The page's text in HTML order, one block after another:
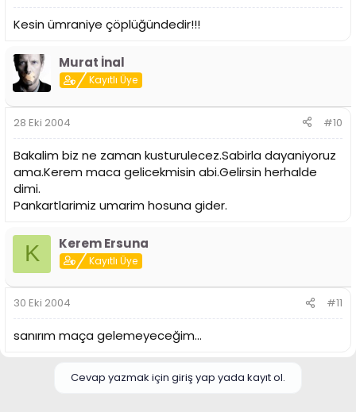
Kesin ümraniye çöplüğündedir!!!
Murat İnal
Kayıtlı Üye
28 Eki 2004 #10
Bakalim biz ne zaman kusturulecez.Sabirla dayaniyoruz
ama.Kerem maca gelicekmisin abi.Gelirsin herhalde
dimi.
Pankartlarimiz umarim hosuna gider.
K Kerem Ersuna
Kayıtlı Üye
30 Eki 2004 #11
sanırım maça gelemeyeceğim...
Cevap yazmak için giriş yap yada kayıt ol.